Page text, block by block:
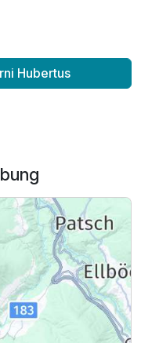
Hubertus